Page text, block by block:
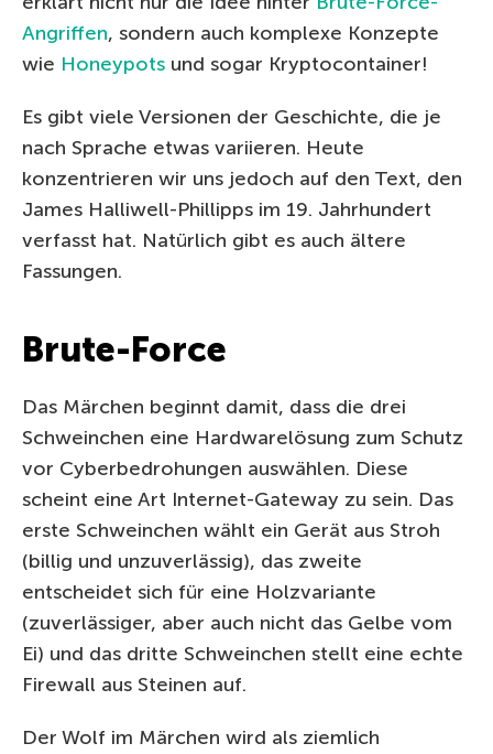
Angriffen, sondern auch komplexe Konzepte
wie Honeypots und sogar Kryptocontainer!
Es gibt viele Versionen der Geschichte, die je
nach Sprache etwas variieren. Heute
konzentrieren wir uns jedoch auf den Text, den
James Halliwell-Phillipps im 19. Jahrhundert
verfasst hat. Natürlich gibt es auch ältere
Fassungen.
Brute-Force
Das Märchen beginnt damit, dass die drei
Schweinchen eine Hardwarelösung zum Schutz
vor Cyberbedrohungen auswählen. Diese
scheint eine Art Internet-Gateway zu sein. Das
erste Schweinchen wählt ein Gerät aus Stroh
(billig und unzuverlässig), das zweite
entscheidet sich für eine Holzvariante
(zuverlässiger, aber auch nicht das Gelbe vom
Ei) und das dritte Schweinchen stellt eine echte
Firewall aus Steinen auf.
Der Wolf im Märchen wird als ziemlich